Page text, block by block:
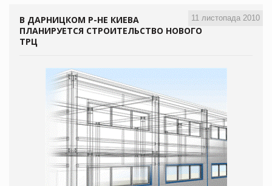
11 листопада 2010
В ДАРНИЦКОМ Р-НЕ КИЕВА
ПЛАНИРУЕТСЯ СТРОИТЕЛЬСТВО НОВОГО
ТРЦ